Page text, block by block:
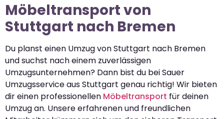
Möbeltransport von
Stuttgart nach Bremen
Du planst einen Umzug von Stuttgart nach Bremen
und suchst nach einem zuverlässigen
Umzugsunternehmen? Dann bist du bei Sauer
Umzugsservice aus Stuttgart genau richtig! Wir bieten
dir einen professionellen Möbeltransport für deinen
Umzug an. Unsere erfahrenen und freundlichen